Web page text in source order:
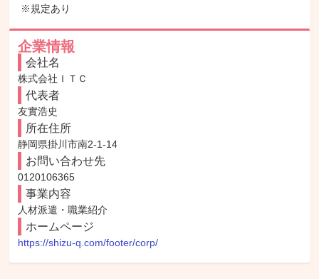
※規定あり
企業情報
会社名
株式会社ＩＴＣ
代表者
友實浩史
所在住所
静岡県掛川市南2-1-14
お問い合わせ先
0120106365
事業内容
人材派遣・職業紹介
ホームページ
https://shizu-q.com/footer/corp/